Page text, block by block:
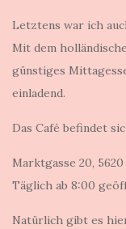
Letztens war ich
Mit dem
günstiges
einladend.
Das Café befindet
Marktgasse 20, 5620
Täglich ab 8:00
Natürlich gibt es